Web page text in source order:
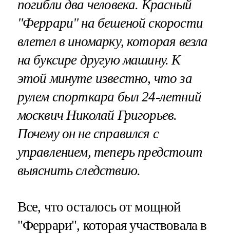
погибли два человека. Красный
"Феррари" на бешеной скорости
влетел в иномарку, которая везла
на буксире другую машину. К
этой минуте известно, что за
рулем спорткара был 24-летний
москвич Николай Григорьев.
Почему он не справился с
управлением, теперь предстоит
выяснить следствию.
Все, что осталось от мощной
"Феррари", которая участвовала в